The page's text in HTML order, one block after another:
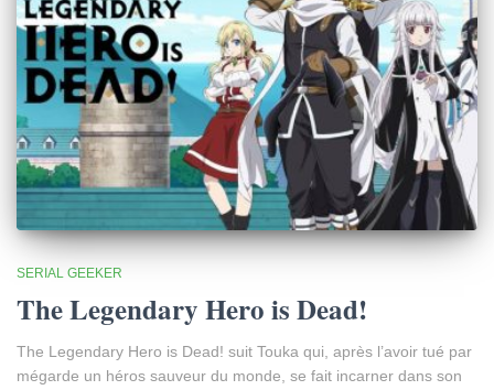
SERIAL GEEKER
The Legendary Hero is Dead!
The Legendary Hero is Dead! suit Touka qui, après l’avoir tué par
mégarde un héros sauveur du monde, se fait incarner dans son